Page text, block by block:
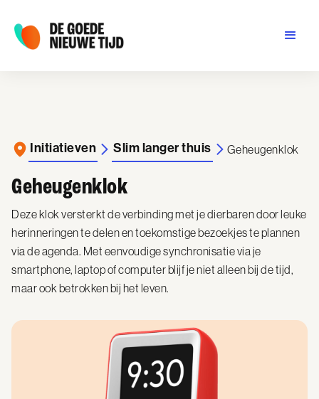
Initiatieven Slim langer thuis Geheugenklok
Geheugenklok
Deze klok versterkt de verbinding met je dierbaren door leuke
herinneringen te delen en toekomstige bezoekjes te plannen
via de agenda. Met eenvoudige synchronisatie via je
smartphone, laptop of computer blijf je niet alleen bij de tijd,
maar ook betrokken bij het leven.